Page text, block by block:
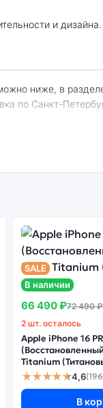
по Санкт-
работа
SALE
В наличии
66 490 ₽72 490 ₽
2 шт. осталось
Apple iPhone 16
Titanium
★★★★★4,6
В